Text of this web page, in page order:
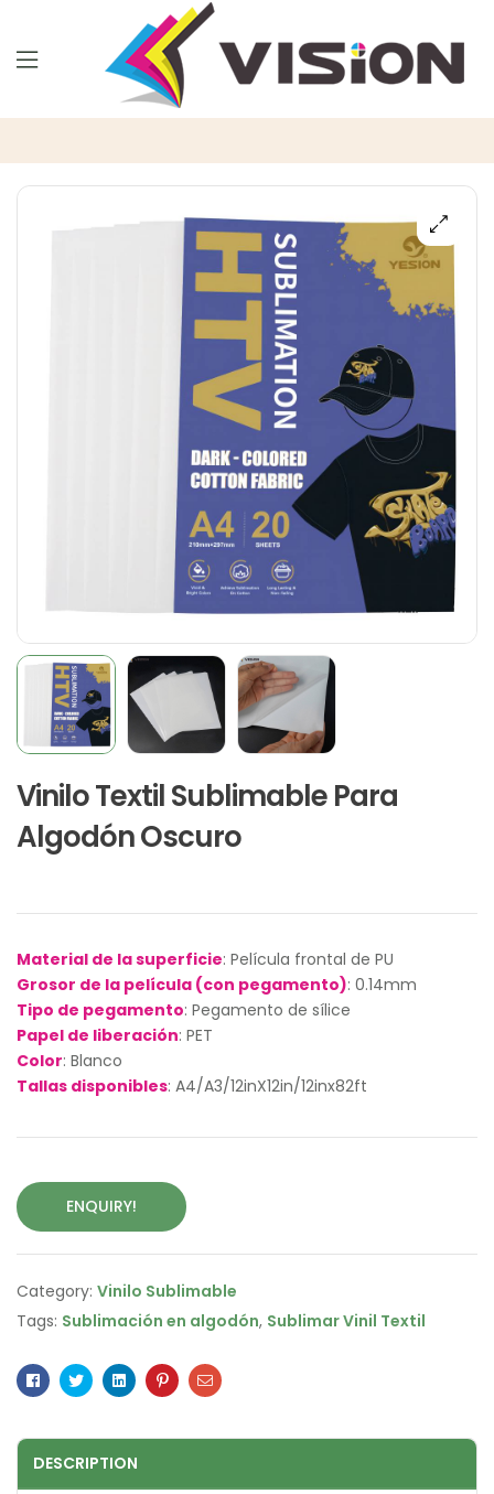
Vinilo Textil Sublimable Para
Algodón Oscuro
Material de la superficie: Película frontal de PU
Grosor de la película (con pegamento): 0.14mm
Tipo de pegamento: Pegamento de sílice
Papel de liberación: PET
Color: Blanco
Tallas disponibles: A4/A3/12inX12in/12inx82ft
ENQUIRY!
Category: Vinilo Sublimable
Tags: Sublimación en algodón, Sublimar Vinil Textil
Facebook
TwitterLinkedinPinterestEmail
DESCRIPTION